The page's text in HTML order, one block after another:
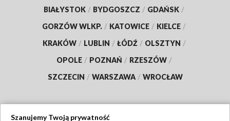
BIAŁYSTOK / BYDGOSZCZ / GDAŃSK /
GORZÓW WLKP. / KATOWICE / KIELCE /
KRAKÓW / LUBLIN / ŁÓDŹ / OLSZTYN /
OPOLE / POZNAŃ / RZESZÓW /
SZCZECIN / WARSZAWA / WROCŁAW
Szanujemy Twoją prywatność